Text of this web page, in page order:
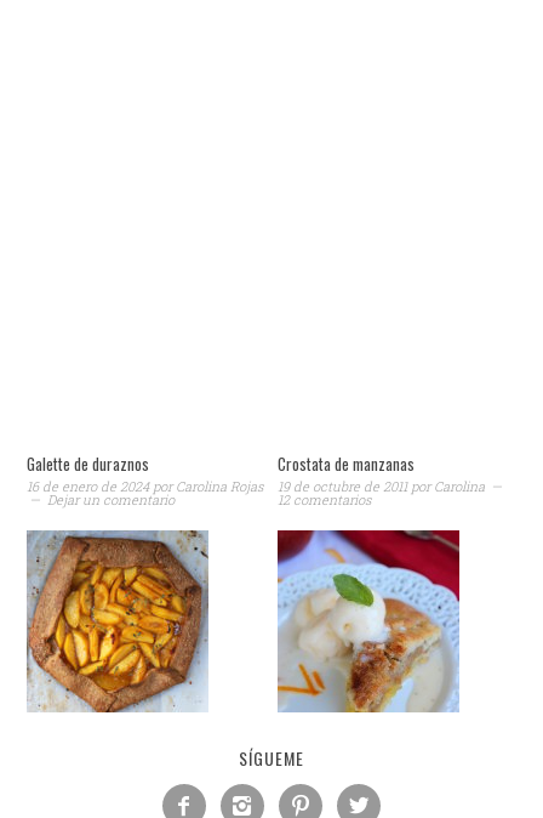
Galette de duraznos
16 de enero de 2024porCarolina Rojas
Dejar un comentario
Crostata de manzanas
19 de octubre de 2011porCarolina
12 comentarios
SÍGUEME
   